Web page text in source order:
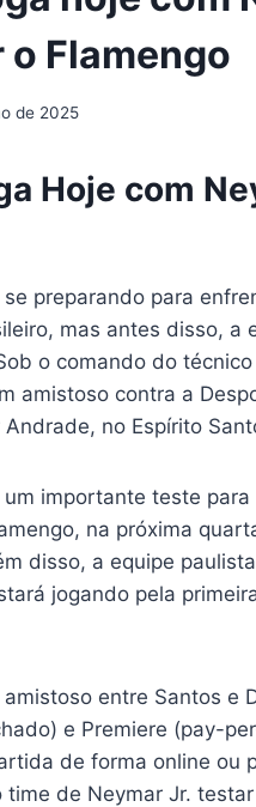
Flamengo
de 2025
Hoje com
se preparando para
mas antes disso, a
o comando do
amistoso contra a
no Espírito
importante teste
na próxima
disso, a equipe
jogando pela
entre Santos e
e Premiere (pay-
de forma online ou
time de Neymar Jr.